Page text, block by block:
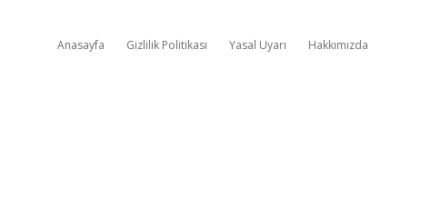
Anasayfa Gizlilik Politikası Yasal Uyarı Hakkımızda